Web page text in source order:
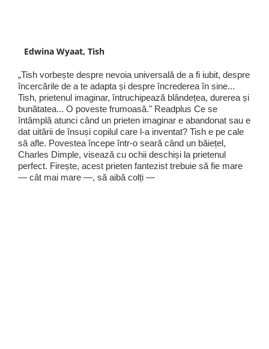
Edwina Wyaat, Tish
„Tish vorbește despre nevoia universală de a fi iubit, despre
încercările de a te adapta și despre încrederea în sine...
Tish, prietenul imaginar, întruchipează blândețea, durerea și
bunătatea... O poveste frumoasă." Readplus Ce se
întâmplă atunci când un prieten imaginar e abandonat sau e
dat uitării de însuși copilul care l-a inventat? Tish e pe cale
să afle. Povestea începe într-o seară când un băiețel,
Charles Dimple, visează cu ochii deschiși la prietenul
perfect. Firește, acest prieten fantezist trebuie să fie mare
— cât mai mare —, să aibă colți —